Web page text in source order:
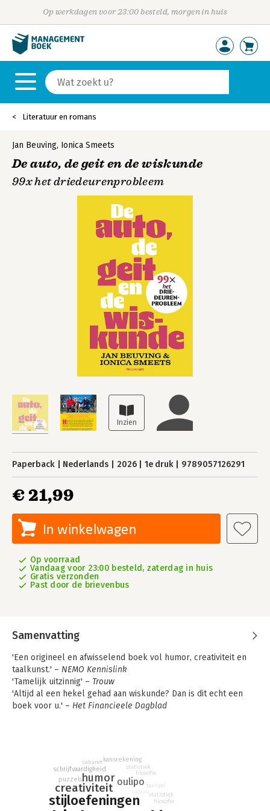
Op werkdagen voor 23:00 besteld, morgen in huis
Literatuur en romans
Jan Beuving, Ionica Smeets
De auto, de geit en de wiskunde
99x het driedeurenprobleem
Paperback Nederlands 2026 1e druk 9789057126291
€ 21,99
In winkelwagen
Op voorraad
Vandaag voor 23:00 besteld, zaterdag in huis
Gratis verzonden
Past door de brievenbus
Samenvatting
'Een origineel en afwisselend boek vol humor, creativiteit en
taalkunst.' – NEMO Kennislink
'Tamelijk uitzinnig' – Trouw
'Altijd al een hekel gehad aan wiskunde? Dan is dit echt een
boek voor u.' – Het Financieele Dagblad
achter de andere twee een geit. Zodra je een deur kiest, maakt
de presentator een van de twee niet door jou gekozen deuren
open: daar staat een geit. En dan stelt hij die ene vraag: wil je
wisselen van deur?
Waarom dat wiskundig verstandig is, staat natuurlijk in dit boek.
stijloefeningen
creativiteit
humor oulipo
schrijfvaardigheid
puzzels
cabaret kansrekening
statistiek
filosofie
taalspel
cadeau statistiek
filosofie